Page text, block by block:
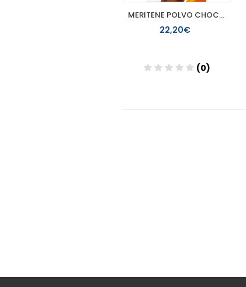
MERITENE POLVO CHOCOLATE 15 SOBRES
22,20€
(0)